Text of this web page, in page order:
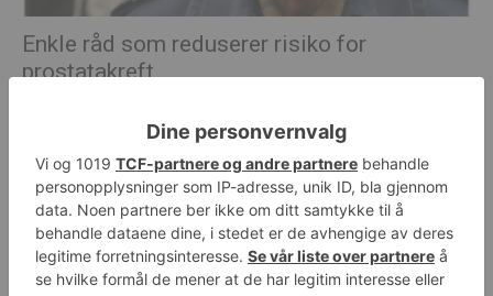
Enkle råd som reduserer risiko for
prostatakreft